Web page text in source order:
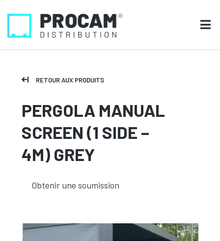
RETOUR AUX PRODUITS
PERGOLA MANUAL
SCREEN (1 SIDE –
4M) GREY
Obtenir une soumission